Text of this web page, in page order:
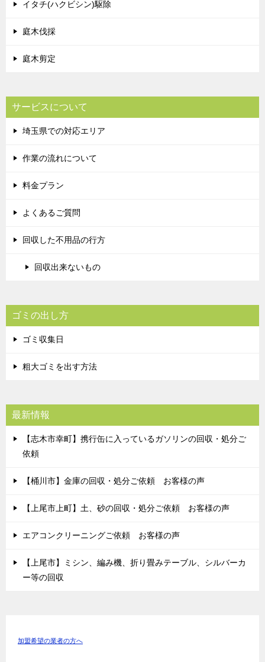
イタチ(ハクビシン)駆除
庭木伐採
庭木剪定
サービスについて
埼玉県での対応エリア
作業の流れについて
料金プラン
よくあるご質問
回収した不用品の行方
回収出来ないもの
ゴミの出し方
ゴミ収集日
粗大ゴミを出す方法
最新情報
【志木市幸町】携行缶に入っているガソリンの回収・処分ご
依頼
【桶川市】金庫の回収・処分ご依頼 お客様の声
【上尾市上町】土、砂の回収・処分ご依頼 お客様の声
エアコンクリーニングご依頼 お客様の声
【上尾市】ミシン、編み機、折り畳みテーブル、シルバーカ
ー等の回収
加盟希望の業者の方へ